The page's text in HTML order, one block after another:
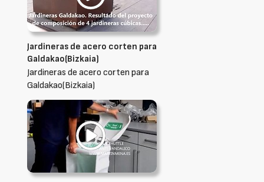
Jardineras de acero corten para
Galdakao(Bizkaia)
Jardineras de acero corten para
Galdakao(Bizkaia)